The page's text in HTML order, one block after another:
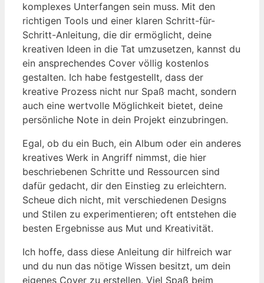
komplexes Unterfangen sein muss. Mit den
richtigen Tools und einer klaren Schritt-für-
Schritt-Anleitung, die dir ermöglicht, deine
kreativen Ideen in die Tat umzusetzen, kannst du
ein ansprechendes Cover völlig kostenlos
gestalten. Ich habe festgestellt, dass der
kreative Prozess nicht nur Spaß macht, sondern
auch eine wertvolle Möglichkeit bietet, deine
persönliche Note in dein Projekt einzubringen.
Egal, ob du ein Buch, ein Album oder ein anderes
kreatives Werk in Angriff nimmst, die hier
beschriebenen Schritte und Ressourcen sind
dafür gedacht, dir den Einstieg zu erleichtern.
Scheue dich nicht, mit verschiedenen Designs
und Stilen zu experimentieren; oft entstehen die
besten Ergebnisse aus Mut und Kreativität.
Ich hoffe, dass diese Anleitung dir hilfreich war
und du nun das nötige Wissen besitzt, um dein
eigenes Cover zu erstellen. Viel Spaß beim